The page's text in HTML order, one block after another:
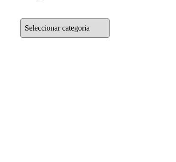
Categorias